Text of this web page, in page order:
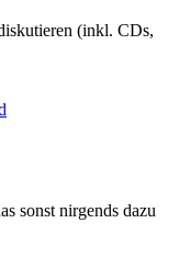
(inkl. CDs,
sonst nirgends dazu